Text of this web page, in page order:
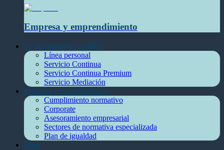
Empresa y emprendimiento
Tu departamento jurídico
Línea personal
Servicio Continua
Servicio Continua Premium
Servicio Mediación
Empresa y emprendimiento
Cumplimiento normativo
Corporate
Asesoramiento empresarial
Sectores de normativa especializada
Plan de igualdad
Blog